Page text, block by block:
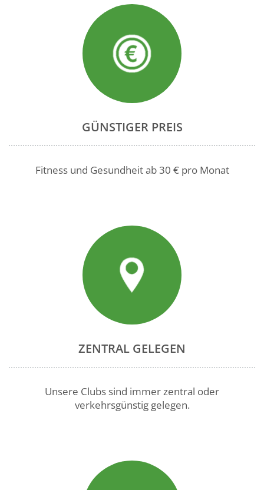
GÜNSTIGER PREIS
Fitness und Gesundheit ab 30 € pro Monat
ZENTRAL GELEGEN
Unsere Clubs sind immer zentral oder
verkehrsgünstig gelegen.